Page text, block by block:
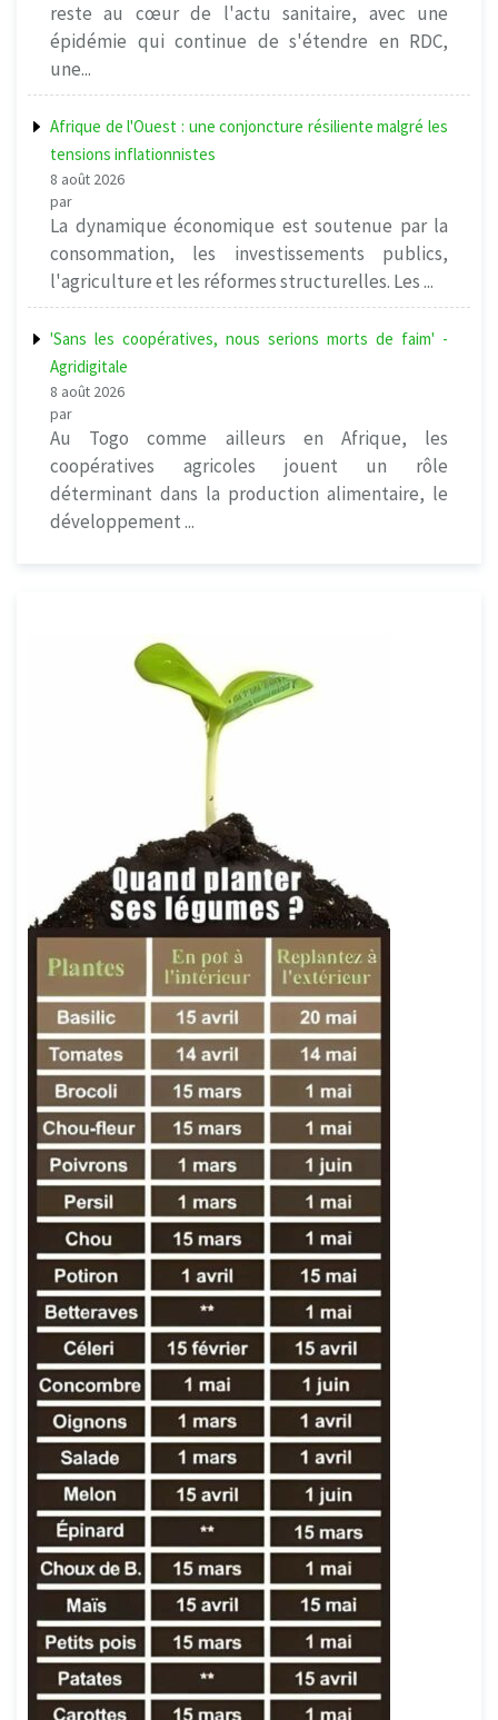
reste au cœur de l'actu sanitaire, avec une
épidémie qui continue de s'étendre en RDC,
une...
Afrique de l'Ouest : une conjoncture résiliente malgré les
tensions inflationnistes
8 août 2026
par
La dynamique économique est soutenue par la
consommation, les investissements publics,
l'agriculture et les réformes structurelles. Les ...
'Sans les coopératives, nous serions morts de faim' -
Agridigitale
8 août 2026
par
Au Togo comme ailleurs en Afrique, les
coopératives agricoles jouent un rôle
déterminant dans la production alimentaire, le
développement ...